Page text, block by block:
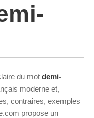
du mot demi-
moderne et,
contraires, exemples
propose un